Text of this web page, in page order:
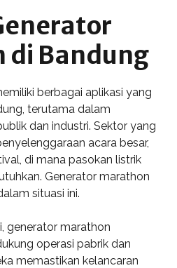
di Bandung
berbagai aplikasi yang
terutama dalam
dan industri. Sektor yang
acara besar,
di mana pasokan listrik
Generator marathon
situasi ini.
generator marathon
operasi pabrik dan
memastikan kelancaran